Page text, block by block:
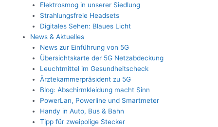
Elektrosmog in unserer Siedlung
Strahlungsfreie Headsets
Digitales Sehen: Blaues Licht
News & Aktuelles
News zur Einführung von 5G
Übersichtskarte der 5G Netzabdeckung
Leuchtmittel im Gesundheitscheck
Ärztekammerpräsident zu 5G
Blog: Abschirmkleidung macht Sinn
PowerLan, Powerline und Smartmeter
Handy in Auto, Bus & Bahn
Tipp für zweipolige Stecker